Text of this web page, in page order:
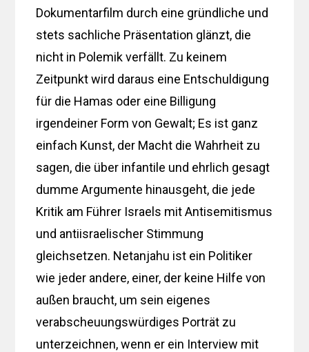
Dokumentarfilm durch eine gründliche und
stets sachliche Präsentation glänzt, die
nicht in Polemik verfällt. Zu keinem
Zeitpunkt wird daraus eine Entschuldigung
für die Hamas oder eine Billigung
irgendeiner Form von Gewalt; Es ist ganz
einfach Kunst, der Macht die Wahrheit zu
sagen, die über infantile und ehrlich gesagt
dumme Argumente hinausgeht, die jede
Kritik am Führer Israels mit Antisemitismus
und antiisraelischer Stimmung
gleichsetzen. Netanjahu ist ein Politiker
wie jeder andere, einer, der keine Hilfe von
außen braucht, um sein eigenes
verabscheuungswürdiges Porträt zu
unterzeichnen, wenn er ein Interview mit